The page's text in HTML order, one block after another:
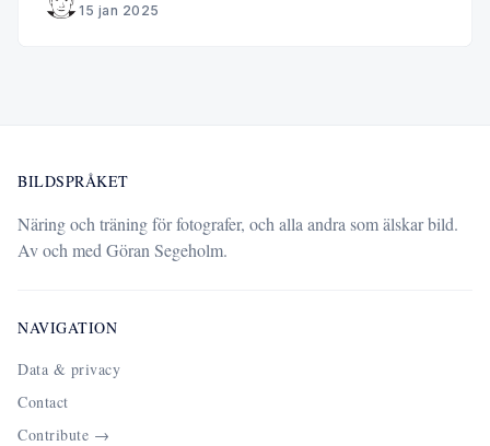
15 jan 2025
BILDSPRÅKET
Näring och träning för fotografer, och alla andra som älskar bild.
Av och med Göran Segeholm.
NAVIGATION
Data & privacy
Contact
Contribute →